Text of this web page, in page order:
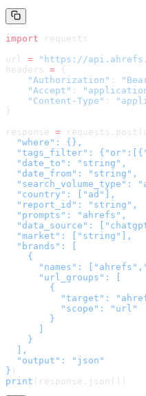
import requests
url = " https://
headers = {
    "Authorization"
:
    "Accept"
:
    "Content-Type"
:
}
response =
  "where": {},
"tags_filter":
  "date_to": "string",
  "date_from": "string",
"search_volume_type":
  "country": ["ad"],
  "report_id": "string",
  "prompts": "ahrefs",
"data_source":
  "market": ["string"],
  "brands": [
    {
"names":
      "url_groups": [
        {
"target":
          "scope": "url"
        }
    }
  ],
  "output": "json"
} )
print (response.json())